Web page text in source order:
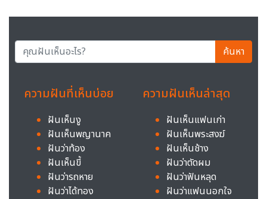
ค้นหา
ความฝันที่เห็นบ่อย
ฝันเห็นงู
ฝันเห็นพญานาค
ฝันว่าท้อง
ฝันเห็นขี้
ฝันว่ารถหาย
ฝันว่าได้ทอง
ความฝันเห็นล่าสุด
ฝันเห็นแฟนเก่า
ฝันเห็นพระสงฆ์
ฝันเห็นช้าง
ฝันว่าตัดผม
ฝันว่าฟันหลุด
ฝันว่าแฟนนอกใจ